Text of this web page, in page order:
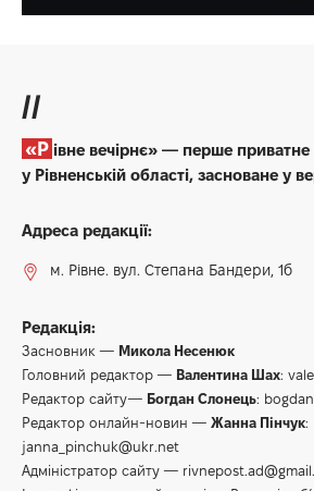
//
«Рівне вечірнє» — перше
у Рівненській області, засноване у
Адреса редакції:
м. Рівне. вул. Степана Бандери, 1б
Редакція:
Засновник — Микола Несенюк
Головний редактор — Валентина Шах:
Редактор сайту— Богдан Слонець:
Редактор онлайн-новин — Жанна Пінчук:
janna_pinchuk@ukr.net
Адміністратор сайту —